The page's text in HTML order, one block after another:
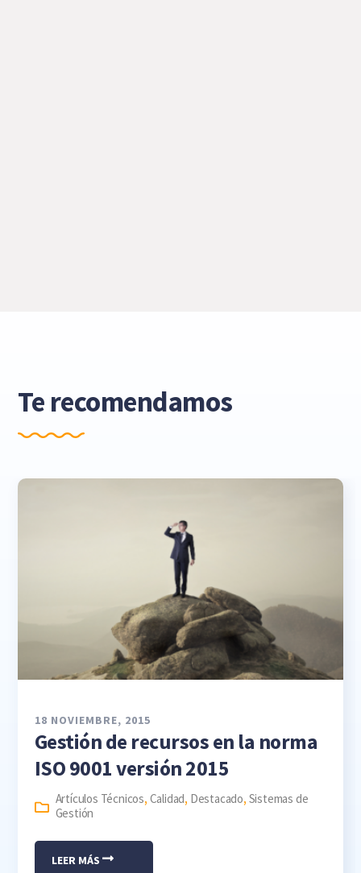
Te recomendamos
18 NOVIEMBRE, 2015
Gestión de recursos en la norma
ISO 9001 versión 2015
Artículos Técnicos, Calidad, Destacado, Sistemas de
Gestión
LEER MÁS